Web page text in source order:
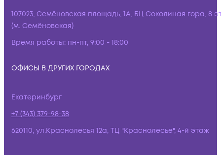
107023, Семёновская площадь, 1А, БЦ Соколиная гора, 8
(м. Семёновская)
Время работы: пн-пт, 9:00 - 18:00
ОФИСЫ В ДРУГИХ ГОРОДАХ
Екатеринбург
+7 (343) 379-98-38
620110, ул.Краснолесья 12а, ТЦ "Краснолесье", 4-й этаж